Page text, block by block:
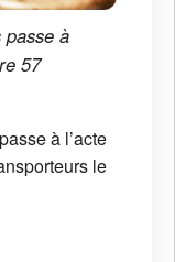
passe à
57
à l’acte
le